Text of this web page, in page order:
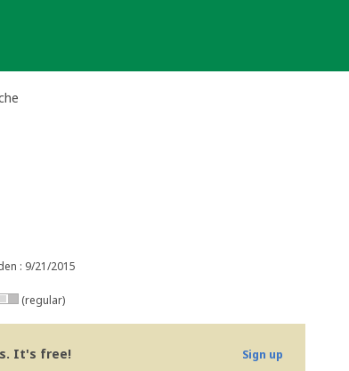
: 9/21/2015
(regular)
It's free! Sign up